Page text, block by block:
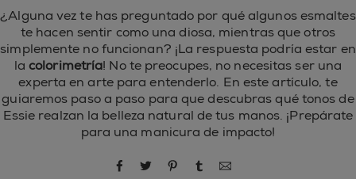
¿Alguna vez te has preguntado por qué algunos esmaltes
te hacen sentir como una diosa, mientras que otros
simplemente no funcionan? ¡La respuesta podría estar en
lacolorimetría! No te preocupes, no necesitas ser una
experta en arte para entenderlo. En este artículo, te
guiaremos paso a paso para que descubras qué tonos de
Essie realzan la belleza natural de tus manos. ¡Prepárate
para una manicura de impacto!
compartir por Facebook
compartir por Twitter
compartir por Pinterest
compartir por Tumblr
compartir por